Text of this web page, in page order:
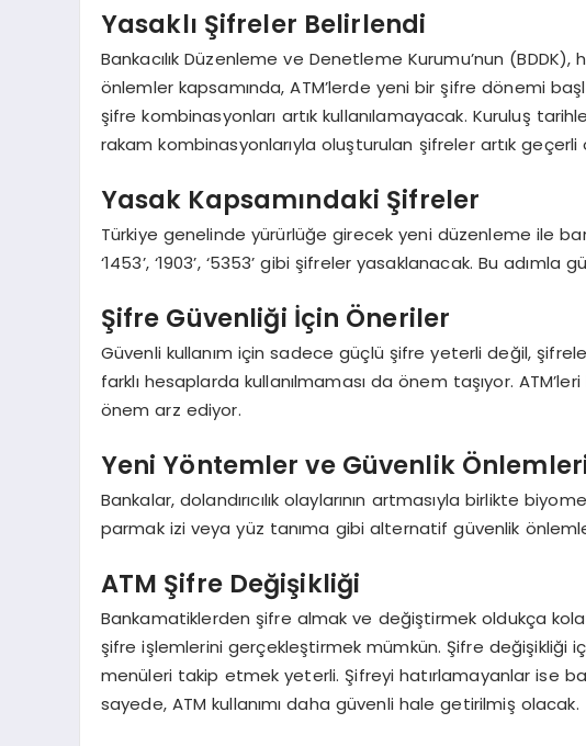
Yasaklı Şifreler Belirlendi
Bankacılık Düzenleme ve Denetleme Kurumu’nun (BDDK),
önlemler kapsamında, ATM’lerde yeni bir şifre dönemi
şifre kombinasyonları artık kullanılamayacak. Kuruluş
rakam kombinasyonlarıyla oluşturulan şifreler artık geçerli
Yasak Kapsamındaki Şifreler
Türkiye genelinde yürürlüğe girecek yeni düzenleme ile
‘1453’, ‘1903’, ‘5353’ gibi şifreler yasaklanacak. Bu adımla
Şifre Güvenliği İçin Öneriler
Güvenli kullanım için sadece güçlü şifre yeterli değil,
farklı hesaplarda kullanılmaması da önem taşıyor.
önem arz ediyor.
Yeni Yöntemler ve Güvenlik
Bankalar, dolandırıcılık olaylarının artmasıyla birlikte
parmak izi veya yüz tanıma gibi alternatif güvenlik
ATM Şifre Değişikliği
Bankamatiklerden şifre almak ve değiştirmek oldukça
şifre işlemlerini gerçekleştirmek mümkün. Şifre değişikliği
menüleri takip etmek yeterli. Şifreyi hatırlamayanlar ise
sayede, ATM kullanımı daha güvenli hale getirilmiş olacak.